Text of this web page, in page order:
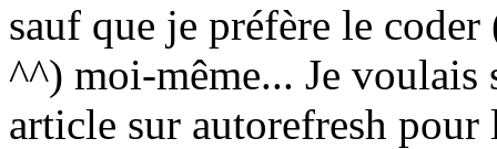
sauf que je préfère le coder
^^) moi-même... Je
article sur autorefresh